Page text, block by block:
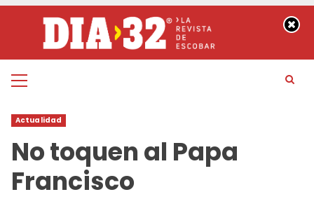
contenido
Menú
Actualidad
No toquen al Papa
Francisco